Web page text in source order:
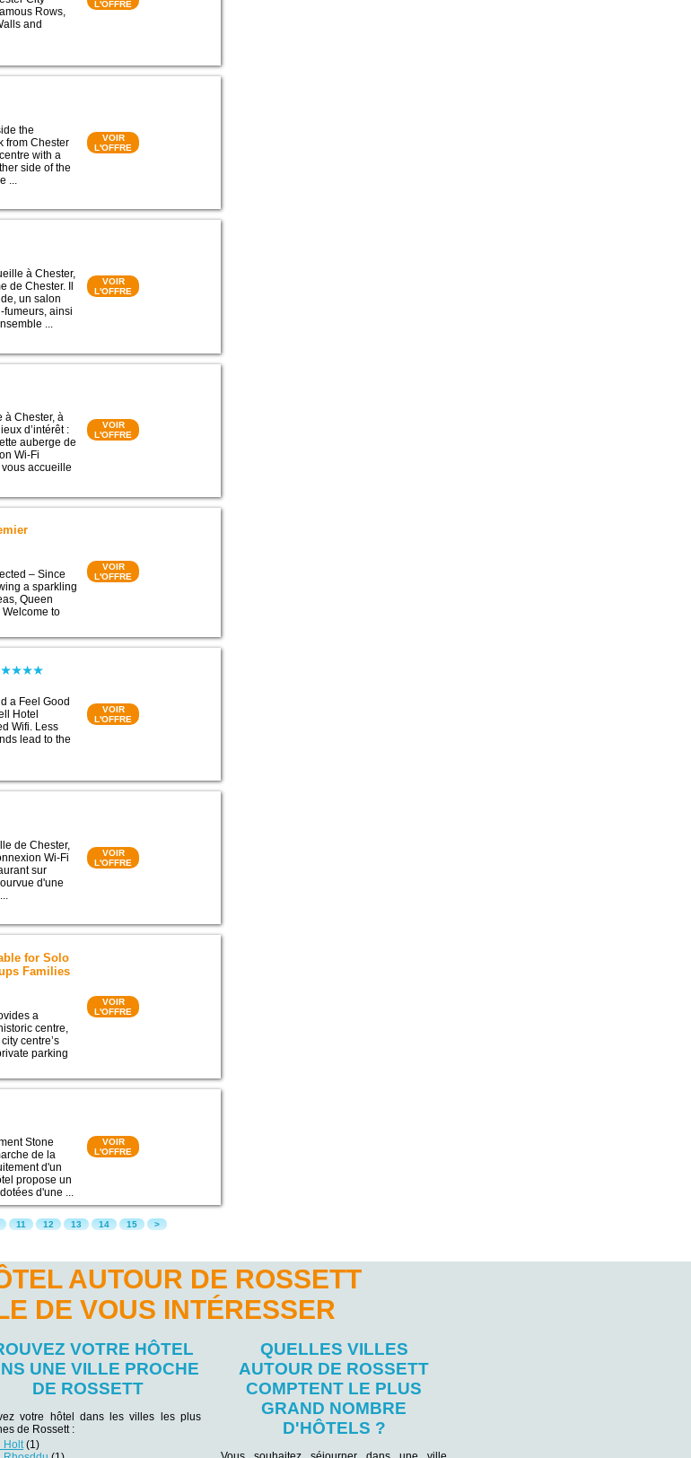
Rows,
and
L'OFFRE
the
from Chester
with a
side of the
...
VOIR
L'OFFRE
à Chester,
de Chester. Il
un salon
fumeurs, ainsi
...
VOIR
L'OFFRE
à Chester, à
d’intérêt :
auberge de
Wi-Fi
accueille
VOIR
L'OFFRE
– Since
a sparkling
Queen
to
VOIR
L'OFFRE
a Feel Good
Hotel
Wifi. Less
lead to the
VOIR
L'OFFRE
de Chester,
Wi-Fi
sur
d'une
VOIR
L'OFFRE
for Solo
Families
a
centre,
centre’s
parking
VOIR
L'OFFRE
Stone
de la
d'un
propose un
d'une ...
VOIR
L'OFFRE
11 12 13 14 15 >
AUTOUR DE ROSSETT
DE VOUS INTÉRESSER
VOTRE HÔTEL
UNE VILLE PROCHE
DE ROSSETT
votre hôtel dans les villes les plus
de Rossett :
Holt (1)
QUELLES VILLES
AUTOUR DE ROSSETT
COMPTENT LE PLUS
GRAND NOMBRE
D'HÔTELS ?